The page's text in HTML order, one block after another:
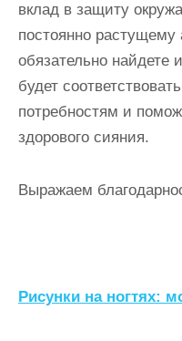
вклад в защиту
постоянно растущему
обязательно найдете
будет
потребностям и
здорового сияния.
Выражаем
Н
Рисунки на ногтях: